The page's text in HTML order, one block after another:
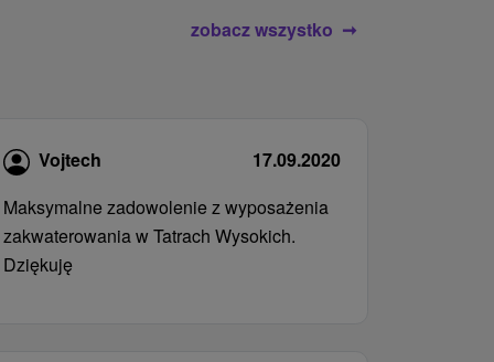
zobacz wszystko
Vojtech
17.09.2020
Maksymalne zadowolenie z wyposażenia
zakwaterowania w Tatrach Wysokich.
Dziękuję